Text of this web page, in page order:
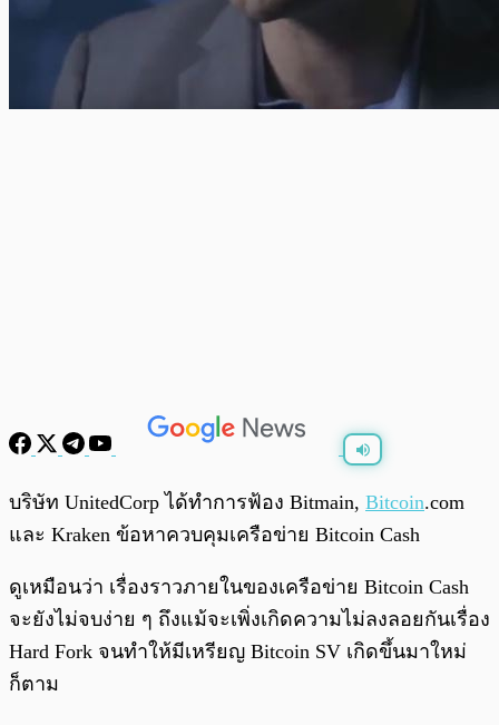
บริษัท UnitedCorp ได้ทำการฟ้อง Bitmain, Bitcoin.com
และ Kraken ข้อหาควบคุมเครือข่าย Bitcoin Cash
ดูเหมือนว่า เรื่องราวภายในของเครือข่าย Bitcoin Cash
จะยังไม่จบง่าย ๆ ถึงแม้จะเพิ่งเกิดความไม่ลงลอยกันเรื่อง
Hard Fork จนทำให้มีเหรียญ Bitcoin SV เกิดขึ้นมาใหม่
ก็ตาม